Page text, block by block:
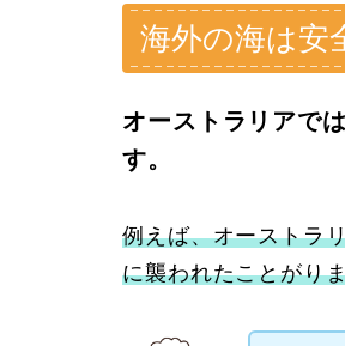
海外の海は安
オーストラリアで
す。
例えば、オーストラ
に襲われたことがり